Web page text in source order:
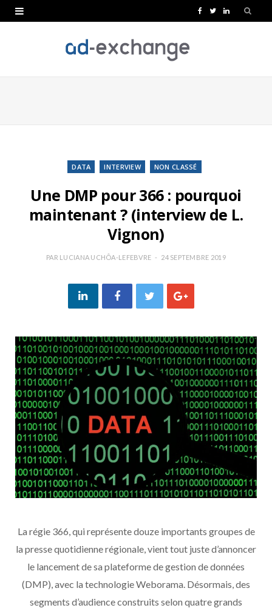
e
T
t
L
k
DATA INTERVIEW NON CLASSÉ
Une DMP pour 366 : pourquoi
maintenant ? (interview de L.
Vignon)
PAR LUCIANA UCHÔA-LEFEBVRE 24 SEPTEMBRE 2019
La régie 366, qui représente douze importants groupes de
la presse quotidienne régionale, vient tout juste d’annoncer
le lancement de sa plateforme de gestion de données
(DMP), avec la technologie Weborama. Désormais, des
segments d’audience construits selon quatre grands